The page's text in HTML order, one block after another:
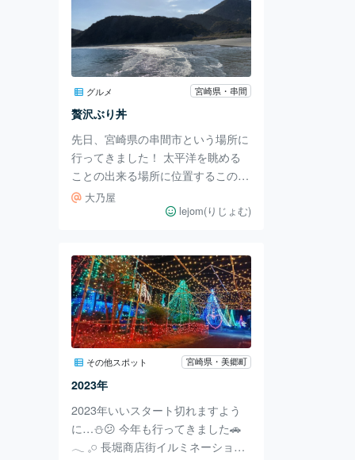
グルメ 宮崎県・串間
贅沢ぶり丼
先日、宮崎県の串間市という場所に
行ってきました！ 太平洋を眺める
ことの出来る場所に位置するこの場
所は、やっぱり海鮮がうまい！ 特
に、伊勢海老🦞・ぶりなどが有名！
きました！ 海鮮丼には珍しく、野
菜も沢山入っていて、すごくお腹い
っぱいになりました笑笑 ぶりの刺
身に漬け刺身、さらに食べ進めると
今まで食べたことの無い驚きが！隠
されてるんです😎 御膳にはお味噌
汁、お漬物なども付いていますよ〜
ぜひ串間に来た際は、海鮮をどっぷ
りと楽しんで下さ
大乃屋
lejom(りじょむ)
その他スポット 宮崎県・美郷町
2023年
2023年いいスタート切れますよう
に…⛄️😕 今年も行ってきました🚗
𓂃 𓈒𓏸 長堀商店街イルミネーション